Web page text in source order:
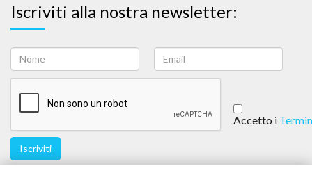
Iscriviti alla nostra newsletter:
Accetto i
Iscriviti